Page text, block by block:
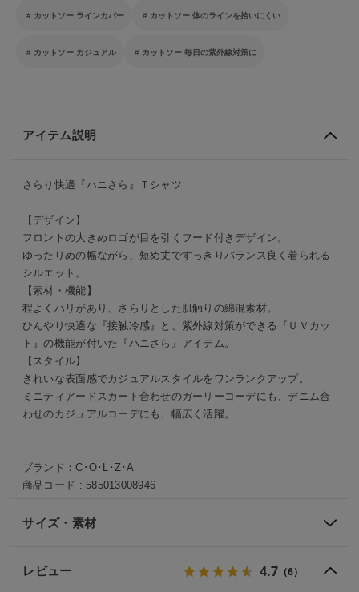
カットソー ラインカバー カットソー 体のラインを拾いにくい
カットソー カジュアル カットソー 毎日の紫外線対策に
アイテム説明
さらり快適『ハニさら』Ｔシャツ
【デザイン】
フロントの大きめロゴが目を引くフード付きデザイン。
ゆったりめの幅ながら、短め丈ですっきりバランス良く着られる
シルエット。
【素材・機能】
程よくハリがあり、さらりとした肌触りの綿混素材。
ひんやり快適な『接触冷感』と、紫外線対策ができる『ＵＶカッ
ト』の機能が付いた『ハニさら』アイテム。
【スタイル】
きれいな表面感でカジュアルスタイルをワンランクアップ。
ミニティアードスカート合わせのガーリーコーデにも、デニム合
わせのカジュアルコーデにも、幅広く活躍。
ブランド：C･O･L･Z･A
商品コード : 585013008946
サイズ・素材
レビュー 4.7 （6）